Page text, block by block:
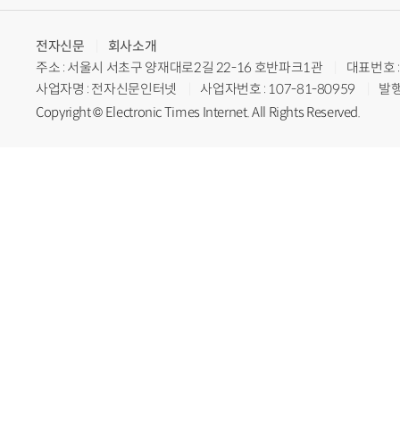
전자신문
회사소개
주소 : 서울시 서초구 양재대로2길 22-16 호반파크1관
대표번
사업자명 : 전자신문인터넷
사업자번호 : 107-81-80959
발
Copyright © Electronic Times Internet. All Rights Reserved.